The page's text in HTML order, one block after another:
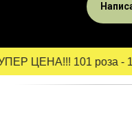
ЦЕНА!!! 101 роза -